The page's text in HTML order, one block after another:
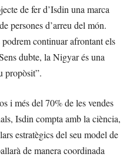
de fer d’Isdin una marca
persones d’arreu del món.
continuar afrontant els
dubte, la Nigyar és una
propòsit”.
i més del 70% de les vendes
Isdin compta amb la ciència,
estratègics del seu model de
de manera coordinada